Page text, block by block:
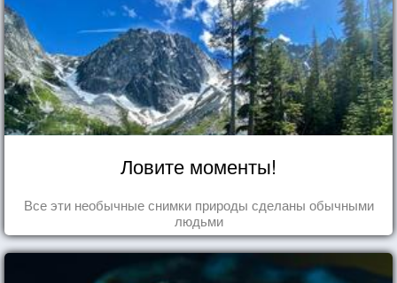
Ловите моменты!
Все эти необычные снимки природы сделаны обычными
людьми